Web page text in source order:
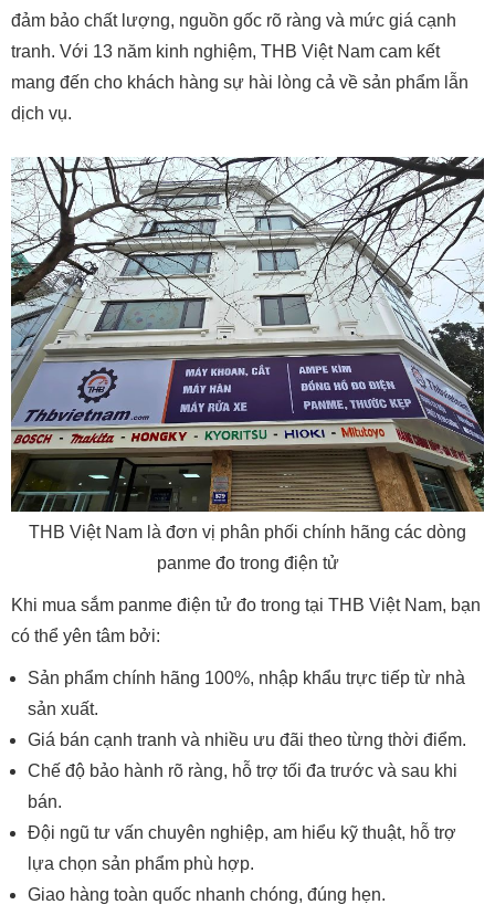
đảm bảo chất lượng, nguồn gốc rõ ràng và mức giá cạnh
tranh. Với 13 năm kinh nghiệm, THB Việt Nam cam kết
mang đến cho khách hàng sự hài lòng cả về sản phẩm lẫn
dịch vụ.
THB Việt Nam là đơn vị phân phối chính hãng các dòng
panme đo trong điện tử
Khi mua sắm panme điện tử đo trong tại THB Việt Nam, bạn
có thể yên tâm bởi:
Sản phẩm chính hãng 100%, nhập khẩu trực tiếp từ nhà
sản xuất.
Giá bán cạnh tranh và nhiều ưu đãi theo từng thời điểm.
Chế độ bảo hành rõ ràng, hỗ trợ tối đa trước và sau khi
bán.
Đội ngũ tư vấn chuyên nghiệp, am hiểu kỹ thuật, hỗ trợ
lựa chọn sản phẩm phù hợp.
Giao hàng toàn quốc nhanh chóng, đúng hẹn.